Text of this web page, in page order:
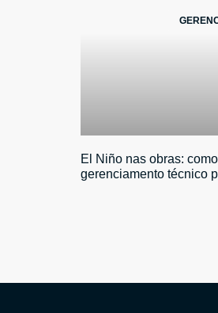
El Niño nas obras:
gerenciamento técnico